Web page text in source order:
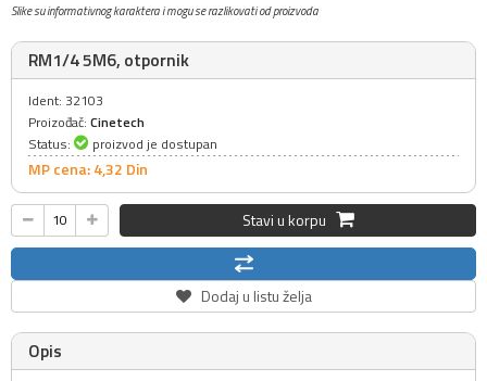
Slike su informativnog karaktera i mogu se razlikovati od proizvoda
RM1/4 5M6, otpornik
Ident: 32103
Proizođač: Cinetech
Status:
proizvod je dostupan
MP cena: 4,32 Din
Stavi u korpu
Dodaj u listu želja
Opis